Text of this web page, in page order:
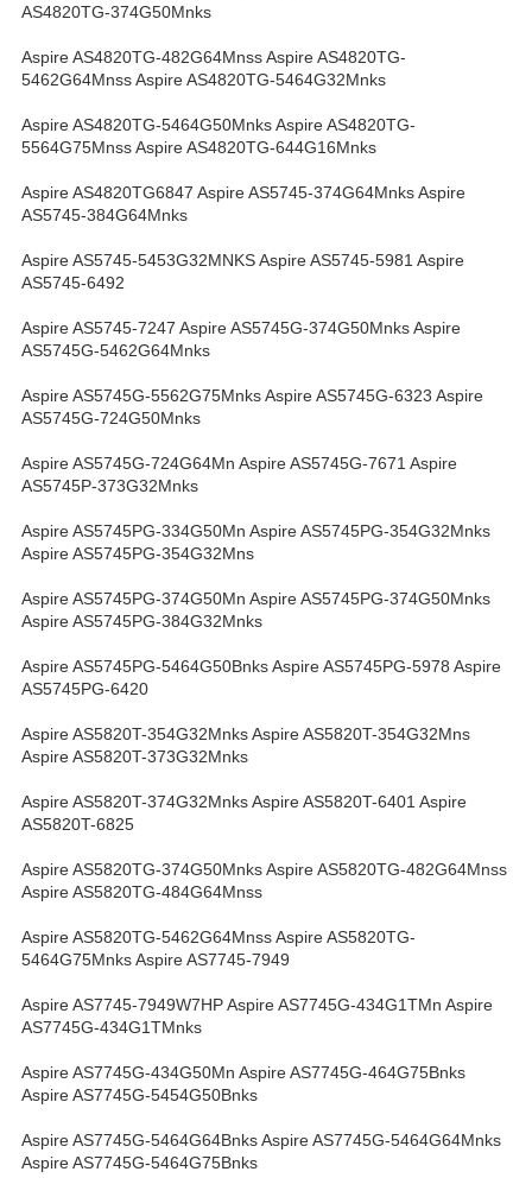
AS4820TG-374G50Mnks
Aspire AS4820TG-482G64Mnss Aspire AS4820TG-
5462G64Mnss Aspire AS4820TG-5464G32Mnks
Aspire AS4820TG-5464G50Mnks Aspire AS4820TG-
5564G75Mnss Aspire AS4820TG-644G16Mnks
Aspire AS4820TG6847 Aspire AS5745-374G64Mnks Aspire
AS5745-384G64Mnks
Aspire AS5745-5453G32MNKS Aspire AS5745-5981 Aspire
AS5745-6492
Aspire AS5745-7247 Aspire AS5745G-374G50Mnks Aspire
AS5745G-5462G64Mnks
Aspire AS5745G-5562G75Mnks Aspire AS5745G-6323 Aspire
AS5745G-724G50Mnks
Aspire AS5745G-724G64Mn Aspire AS5745G-7671 Aspire
AS5745P-373G32Mnks
Aspire AS5745PG-334G50Mn Aspire AS5745PG-354G32Mnks
Aspire AS5745PG-354G32Mns
Aspire AS5745PG-374G50Mn Aspire AS5745PG-374G50Mnks
Aspire AS5745PG-384G32Mnks
Aspire AS5745PG-5464G50Bnks Aspire AS5745PG-5978 Aspire
AS5745PG-6420
Aspire AS5820T-354G32Mnks Aspire AS5820T-354G32Mns
Aspire AS5820T-373G32Mnks
Aspire AS5820T-374G32Mnks Aspire AS5820T-6401 Aspire
AS5820T-6825
Aspire AS5820TG-374G50Mnks Aspire AS5820TG-482G64Mnss
Aspire AS5820TG-484G64Mnss
Aspire AS5820TG-5462G64Mnss Aspire AS5820TG-
5464G75Mnks Aspire AS7745-7949
Aspire AS7745-7949W7HP Aspire AS7745G-434G1TMn Aspire
AS7745G-434G1TMnks
Aspire AS7745G-434G50Mn Aspire AS7745G-464G75Bnks
Aspire AS7745G-5454G50Bnks
Aspire AS7745G-5464G64Bnks Aspire AS7745G-5464G64Mnks
Aspire AS7745G-5464G75Bnks